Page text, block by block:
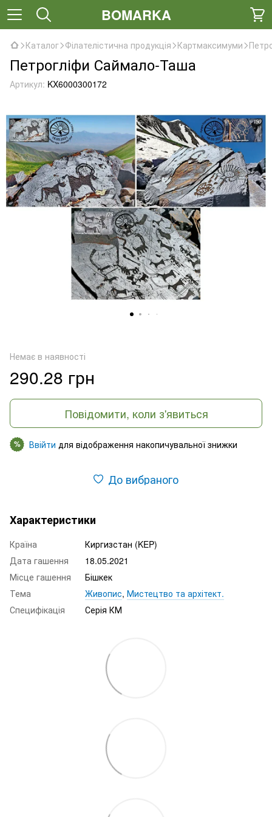
BOMARKA
Каталог Філателістична продукція Картмаксимуми
Петрогліфи Саймало-Таша
Артикул: KX6000300172
Немає в наявності
290.28 грн
Повідомити, коли з'явиться
% Ввійти для відображення накопичувальної знижки
До вибраного
Характеристики
Країна
Киргизстан (KEP)
Дата гашення
18.05.2021
Місце гашення
Бішкек
Тема
Живопис, Мистецтво та архітект.
Специфікація
Серія КМ